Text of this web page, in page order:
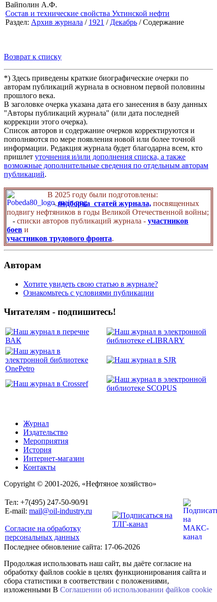
Вайполин А.Ф.
Состав и технические свойства Ухтинской нефти
Раздел: Архив журнала / 1921 / Декабрь / Содержание
Возврат к списку
*) Здесь приведены краткие биографические очерки по
авторам публикаций журнала в основном первой половины
прошлого века.
В заголовке очерка указана дата его занесения в базу данных
"Авторы публикаций журнала" (или дата последней
коррекции этого очерка).
Список авторов и содержание очерков корректируются и
пополняются по мере появления новой или более точной
информации. Редакция журнала будет благодарна всем, кто
пришлет уточнения и/или дополнения списка, а также
возможные дополнительные сведения по отдельным авторам
публикаций.
В 2025 году были подготовлены:
- подборка статей журнала, посвященных
подвигу нефтяников в годы Великой Отечественной войны;
- списки авторов публикаций журнала - участников
боев и
участников трудового фронта.
Авторам
Хотите увидеть свою статью в журнале?
Ознакомьтесь с условиями публикации
Читателям - подпишитесь!
Журнал
Издательство
Мероприятия
История
Интернет-магазин
Контакты
Copyright © 2001-2026, «Нефтяное хозяйство»
Тел: +7(495) 247-50-90/91
E-mail: mail@oil-industry.ru
Согласие на обработку
персональных данных
Последнее обновление сайта: 17-06-2026
Продолжая использовать наш сайт, вы даёте согласие на
обработку файлов cookie в целях функционирования сайта и
сбора статистики в соответствии с положениями,
изложенными В Соглашении об использовании файkов cookie